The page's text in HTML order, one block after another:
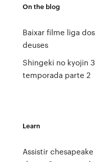
On the blog
Baixar filme liga dos
deuses
Shingeki no kyojin 3
temporada parte 2
Learn
Assistir chesapeake